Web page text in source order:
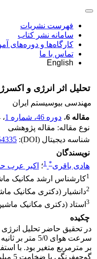
فهرست نشریات
سامانه نشر کتاب
کارگاه‌ها و دوره‌های
تماس با ما
English
تحلیل اثر انرژی و
مهندسی بیوسیستم ایران
مقاله 6
، دوره 46، شماره 1 ، 1394
نوع مقاله: مقاله پژوهشی
شناسه دیجیتال (DOI):
نویسندگان
هادی باقری*
1؛ اکبر عرب
1کارشناس ارشد مکانیک
2دانشیار (دکتری مکانیک
3 استاد (دکتری مکانیک
چکیده
‏بر ‏متر‏مربع متغیر بود. با